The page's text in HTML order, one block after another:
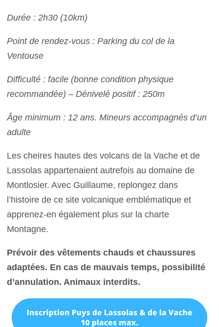
Durée : 2h30 (10km)
Point de rendez-vous : Parking du col de la
Ventouse
Difficulté : facile (bonne condition physique
recommandée) – Dénivelé positif : 250m
Âge minimum : 12 ans. Mineurs accompagnés d’un
adulte
Les cheires hautes des volcans de la Vache et de
Lassolas appartenaient autrefois au domaine de
Montlosier. Avec Guillaume, replongez dans
l’histoire de ce site volcanique emblématique et
apprenez-en également plus sur la charte
Montagne.
Prévoir des vêtements chauds et chaussures
adaptées. En cas de mauvais temps, possibilité
d’annulation. Animaux interdits.